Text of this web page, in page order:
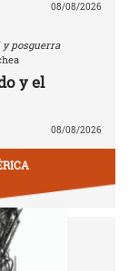
08/08/2026
posguerra
y el
08/08/2026